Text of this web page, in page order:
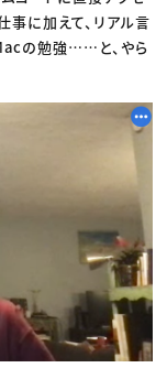
事に加えて、リアル言
の勉強……と、やら